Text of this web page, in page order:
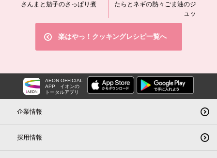
さんまと茄子のさっぱり煮
たらとネギの熱々ごま油のジ
ュッ
楽はやっ！クッキングレシピ一覧へ
AEON OFFICIAL
APP
イオンの
トータルアプリ
企業情報
採用情報